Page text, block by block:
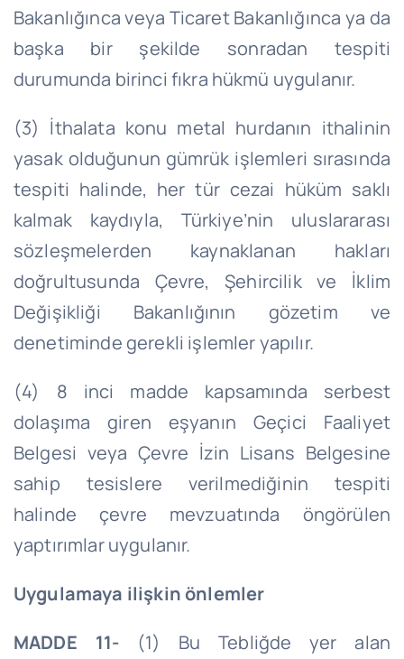
Bakanlığınca veya Ticaret Bakanlığınca ya da
başka bir şekilde sonradan tespiti
durumunda birinci fıkra hükmü uygulanır.
(3) İthalata konu metal hurdanın ithalinin
yasak olduğunun gümrük işlemleri sırasında
tespiti halinde, her tür cezai hüküm saklı
kalmak kaydıyla, Türkiye’nin uluslararası
sözleşmelerden kaynaklanan hakları
doğrultusunda Çevre, Şehircilik ve İklim
Değişikliği Bakanlığının gözetim ve
denetiminde gerekli işlemler yapılır.
(4) 8 inci madde kapsamında serbest
dolaşıma giren eşyanın Geçici Faaliyet
Belgesi veya Çevre İzin Lisans Belgesine
sahip tesislere verilmediğinin tespiti
halinde çevre mevzuatında öngörülen
yaptırımlar uygulanır.
Uygulamaya ilişkin önlemler
MADDE 11- (1) Bu Tebliğde yer alan